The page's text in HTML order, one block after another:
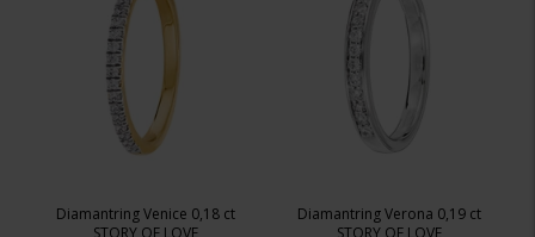
Diamantring Venice 0,18 ct
STORY OF LOVE
Diamantring Verona 0,19 ct
STORY OF LOVE